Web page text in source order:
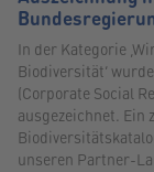
In der Kategorie
Biodiversität‘
(Corporate Social
ausgezeichnet. Ein
unseren Partner-